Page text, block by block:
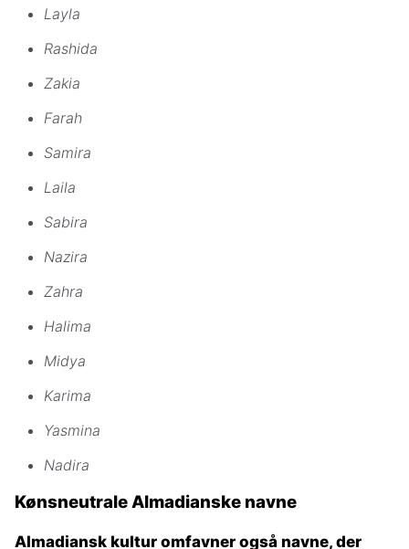
Layla
Rashida
Zakia
Farah
Samira
Laila
Sabira
Nazira
Zahra
Halima
Midya
Karima
Yasmina
Nadira
Kønsneutrale Almadianske navne
Almadiansk kultur omfavner også navne, der